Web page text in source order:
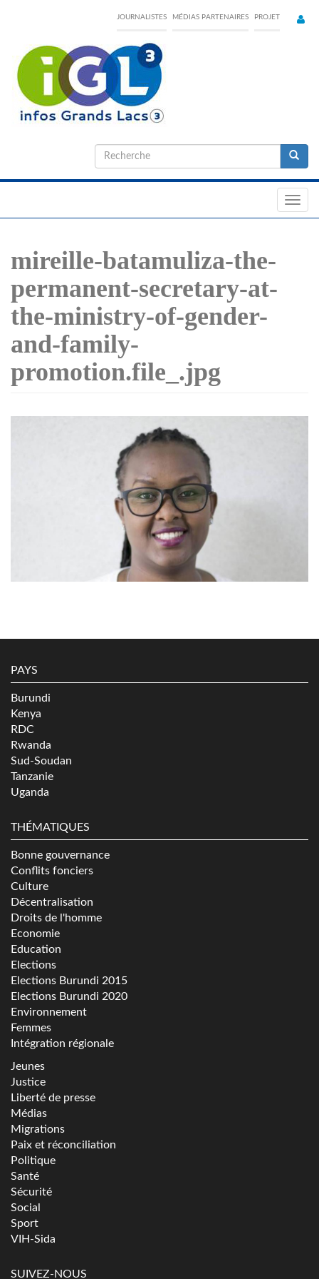
content
JOURNALISTES MÉDIAS PARTENAIRES PROJET
Formulaire
de
mireille-batamuliza-the-
permanent-secretary-at-
the-ministry-of-gender-
and-family-
promotion.file_.jpg
PAYS
Burundi
Kenya
RDC
Rwanda
Sud-Soudan
Tanzanie
Uganda
THÉMATIQUES
Bonne gouvernance
Conflits fonciers
Culture
Décentralisation
Droits de l'homme
Economie
Education
Elections
Elections Burundi 2015
Elections Burundi 2020
Environnement
Femmes
Intégration régionale
Jeunes
Justice
Liberté de presse
Médias
Migrations
Paix et réconciliation
Politique
Santé
Sécurité
Social
Sport
VIH-Sida
SUIVEZ-NOUS